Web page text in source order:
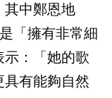
其中鄭恩地
「擁有非常細
示：「她的歌
有能夠自然